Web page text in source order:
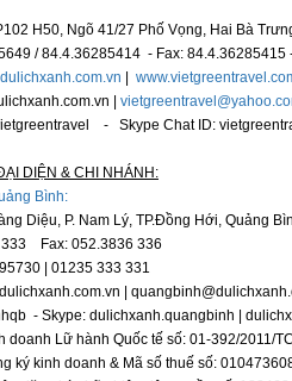
H50, Ngõ 41/27 Phố Vọng, Hai Bà
/ 84.4.36285414 - Fax:
|
- Skype Chat ID:
DIỆN & CHI NHÁNH:
Bình:
Diệu, P. Nam Lý, TP.Đồng Hới, Quảng
Fax: 052.3836 336
| 01235 333 331
|
- Skype: dulichxanh.quangbinh |
doanh Lữ hành Quốc tế số: 01-392/2011/
ký kinh doanh & Mã số thuế số: